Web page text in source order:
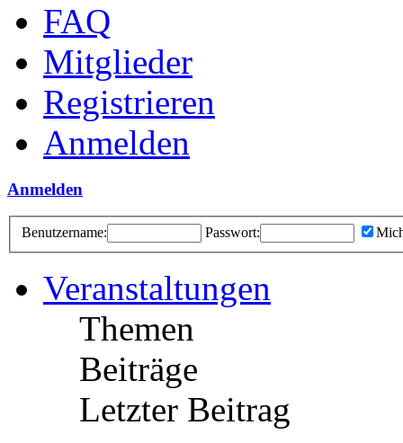
FAQ
Mitglieder
Registrieren
Anmelden
Anmelden
Benutzername: Passwort:
Veranstaltungen
Themen
Beiträge
Letzter Beitrag